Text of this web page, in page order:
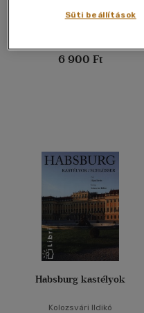
Vélemény szerint
Utolsó ismert ár:
6 900 Ft
Habsburg kastélyok
Kolozsvári Ildikó
Süti beállítások